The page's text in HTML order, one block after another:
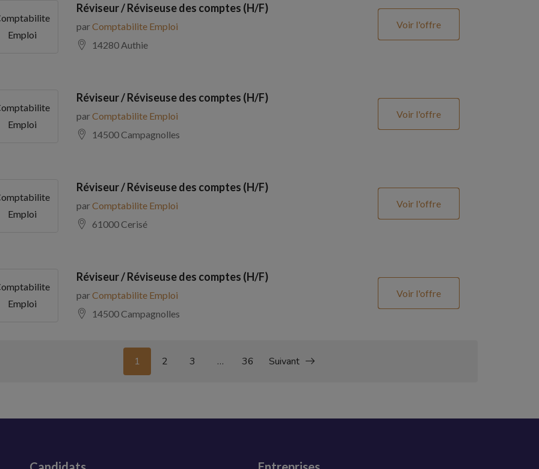
Emploi
Réviseur / Réviseuse des comptes (H/F)
parComptabilite Emploi
14280 Authie
Voir l'offre
Emploi
Réviseur / Réviseuse des comptes (H/F)
parComptabilite Emploi
14500 Campagnolles
Voir l'offre
Emploi
Réviseur / Réviseuse des comptes (H/F)
parComptabilite Emploi
61000 Cerisé
Voir l'offre
Emploi
Réviseur / Réviseuse des comptes (H/F)
parComptabilite Emploi
14500 Campagnolles
Voir l'offre
1 2 3 … 36 Suivant